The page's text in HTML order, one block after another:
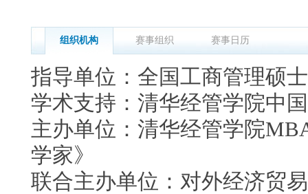
组织机构 赛事组织 赛事日历
指导单位：全国工商管理硕
学术支持：清华经管学院中
主办单位：清华经管学院
学家》
联合主办单位：对外经济贸